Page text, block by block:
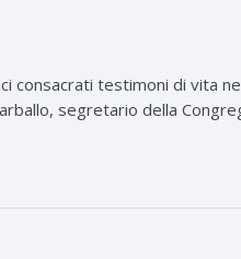
consacrati testimoni di vita
segretario della